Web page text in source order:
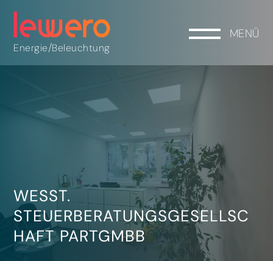
Energie/Beleuchtung
MENÜ
WESST.
STEUERBERATUNGSGESELLSC
HAFT PARTGMBB